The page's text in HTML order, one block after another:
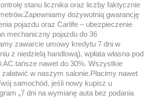
stanu licznika oraz liczby faktycznie
dożywotnią gwarancję
pojazdu oraz Carlife – ubezpieczenie
mechaniczny pojazdu do 36
zawarcie umowy kredytu 7 dni w
z niedzielą handlową), wpłata własna pod
AC tańsze nawet do 30%. Wszystkie
w naszym salonie.Płacimy nawet
samochód, jeśli nowy kupisz u
„7 dni na wymianę auta bez podania